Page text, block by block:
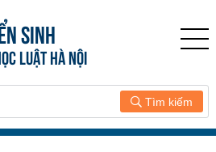
SINH
LUẬT HÀ NỘI
Tìm kiếm